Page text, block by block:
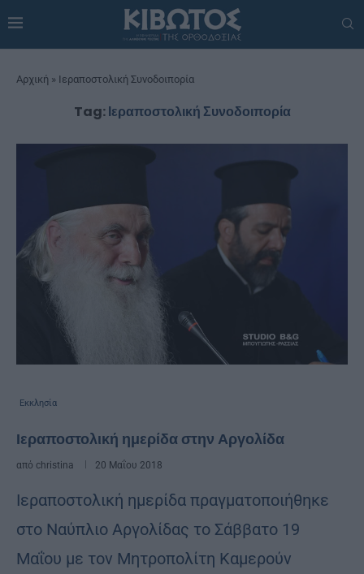
Αρχική » Ιεραποστολική Συνοδοιπορία
Tag:Ιεραποστολική Συνοδοιπορία
Εκκλησία
Ιεραποστολική ημερίδα στην Αργολίδα
από christina 20 Μαΐου 2018
Ιεραποστολική ημερίδα πραγματοποιήθηκε
στο Ναύπλιο Αργολίδας το Σάββατο 19
Μαΐου με τον Μητροπολίτη Καμερούν